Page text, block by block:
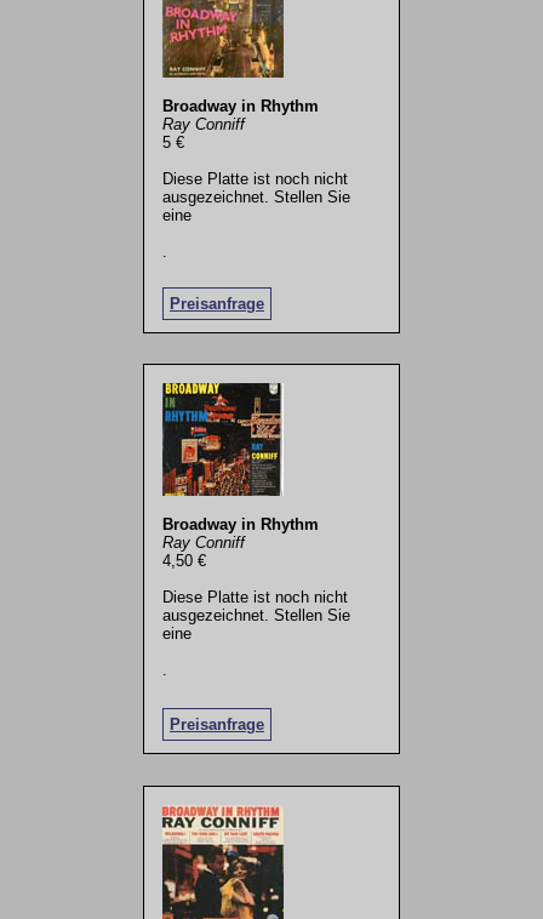
Broadway in Rhythm
Ray Conniff
5 €
Diese Platte ist noch nicht
ausgezeichnet. Stellen Sie
eine
Preisanfrage
Broadway in Rhythm
Ray Conniff
4,50 €
Diese Platte ist noch nicht
ausgezeichnet. Stellen Sie
eine
Preisanfrage
.